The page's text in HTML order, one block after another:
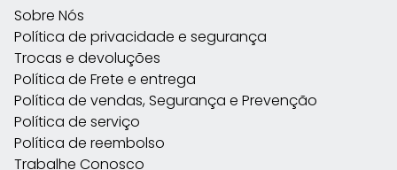
Sobre Nós
Política de privacidade e segurança
Trocas e devoluções
Política de Frete e entrega
Política de vendas, Segurança e Prevenção
Política de serviço
Política de reembolso
Trabalhe Conosco